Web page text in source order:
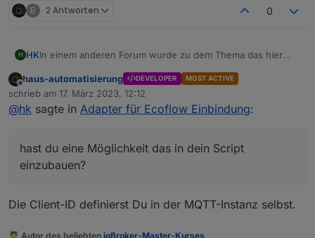
B 2 Antworten 0
H HKIn einem anderen Forum wurde zu dem Thema das hier
Ecoflow mqtt is no longer working: bad username or
password. Looks like they did some changes. Auth/login
and iot-auth/app/certification still works but MQTT connect
As I though, they added filtration by MQTT Client ID. If I use
dein Script einzubauen? Und wie komme ich an die ID?
Offline
haus-automatisierung DEVELOPER MOST ACTIVE
schrieb am 17. März 2023, 12:12
zuletzt editiert von
@hk sagte in Adapter für Ecoflow Einbindung:
hast du eine Möglichkeit das in dein Script
einzubauen?
Die Client-ID definierst Du in der MQTT-Instanz selbst.
🧑‍🎓 Autor des beliebten ioBroker-Master-Kurses